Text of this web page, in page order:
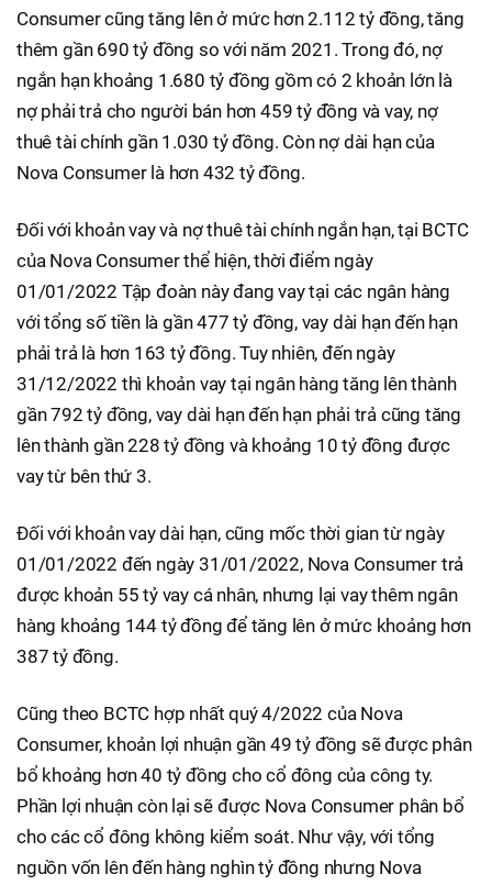
Consumer cũng tăng lên ở mức hơn 2.112 tỷ đồng, tăng
thêm gần 690 tỷ đồng so với năm 2021. Trong đó, nợ
ngắn hạn khoảng 1.680 tỷ đồng gồm có 2 khoản lớn là
nợ phải trả cho người bán hơn 459 tỷ đồng và vay, nợ
thuê tài chính gần 1.030 tỷ đồng. Còn nợ dài hạn của
Nova Consumer là hơn 432 tỷ đồng.
Đối với khoản vay và nợ thuê tài chính ngắn hạn, tại BCTC
của Nova Consumer thể hiện, thời điểm ngày
01/01/2022 Tập đoàn này đang vay tại các ngân hàng
với tổng số tiền là gần 477 tỷ đồng, vay dài hạn đến hạn
phải trả là hơn 163 tỷ đồng. Tuy nhiên, đến ngày
31/12/2022 thì khoản vay tại ngân hàng tăng lên thành
gần 792 tỷ đồng, vay dài hạn đến hạn phải trả cũng tăng
lên thành gần 228 tỷ đồng và khoảng 10 tỷ đồng được
vay từ bên thứ 3.
Đối với khoản vay dài hạn, cũng mốc thời gian từ ngày
01/01/2022 đến ngày 31/01/2022, Nova Consumer trả
được khoản 55 tỷ vay cá nhân, nhưng lại vay thêm ngân
hàng khoảng 144 tỷ đồng để tăng lên ở mức khoảng hơn
387 tỷ đồng.
Cũng theo BCTC hợp nhất quý 4/2022 của Nova
Consumer, khoản lợi nhuận gần 49 tỷ đồng sẽ được phân
bổ khoảng hơn 40 tỷ đồng cho cổ đông của công ty.
Phần lợi nhuận còn lại sẽ được Nova Consumer phân bổ
cho các cổ đông không kiểm soát. Như vậy, với tổng
nguồn vốn lên đến hàng nghìn tỷ đồng nhưng Nova